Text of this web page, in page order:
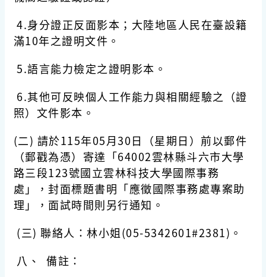
4.身分證正反面影本；大陸地區人民在臺設籍
滿10年之證明文件。
5.語言能力檢定之證明影本。
6.其他可反映個人工作能力與相關經驗之（證
照）文件影本。
(二) 請於115年05月30日（星期日）前以郵件
（郵戳為憑）寄達「64002雲林縣斗六市大學
路三段123號國立雲林科技大學國際事務
處」，封面標題書明「應徵國際事務處專案助
理」，面試時間則另行通知。
(三) 聯絡人：林小姐(05-5342601#2381)。
八、 備註：